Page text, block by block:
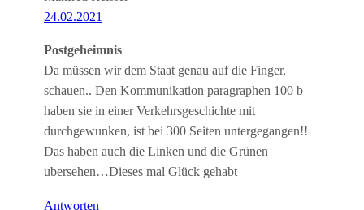
24.02.2021
Postgeheimnis
Da müssen wir dem Staat genau auf die Finger,
schauen.. Den Kommunikation paragraphen 100 b
haben sie in einer Verkehrsgeschichte mit
durchgewunken, ist bei 300 Seiten untergegangen!!
Das haben auch die Linken und die Grünen
ubersehen…Dieses mal Glück gehabt
Antworten